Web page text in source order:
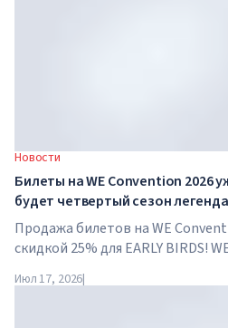
Новости
Билеты на WE Convention 2026
будет четвертый сезон
Продажа билетов на WE
скидкой 25% для EARLY BIRDS!
2026 года форум пройдет в SO/
Июл 17, 2026|